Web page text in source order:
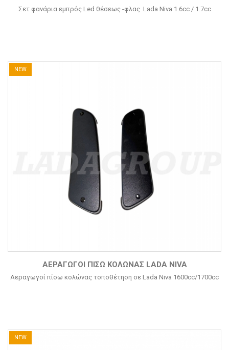
Σετ φανάρια εμπρός Led θέσεως -φλας Lada Niva 1.6cc / 1.7cc
NEW
ΑΕΡΑΓΩΓΟΊ ΠΊΣΩ ΚΟΛΏΝΑΣ LADA NIVA
Αεραγωγοί πίσω κολώνας τοποθέτηση σε Lada Niva 1600cc/1700cc
NEW